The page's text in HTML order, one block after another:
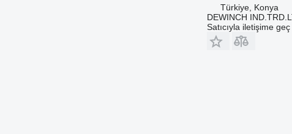
Türkiye, Konya
DEWINCH
Satıcıyla iletişime geç